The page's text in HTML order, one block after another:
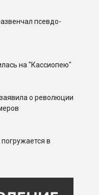
псевдо-
на "Кассиопею"
о революции
в